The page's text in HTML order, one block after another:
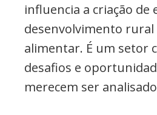
influencia a criação de
desenvolvimento rural
alimentar. É um setor
desafios e
merecem ser